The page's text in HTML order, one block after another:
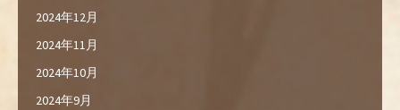
2024年12月
2024年11月
2024年10月
2024年9月